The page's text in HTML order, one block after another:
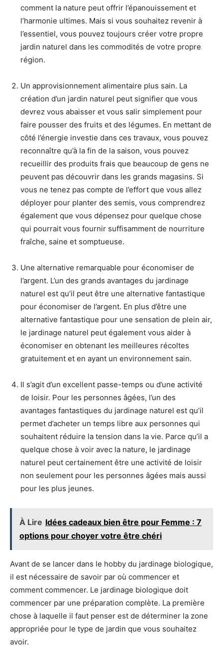
comment la nature peut offrir l’épanouissement et
l’harmonie ultimes. Mais si vous souhaitez revenir à
l’essentiel, vous pouvez toujours créer votre propre
jardin naturel dans les commodités de votre propre
région.
Un approvisionnement alimentaire plus sain. La
création d’un jardin naturel peut signifier que vous
devrez vous abaisser et vous salir simplement pour
faire pousser des fruits et des légumes. En mettant de
côté l’énergie investie dans ces travaux, vous pouvez
reconnaître qu’à la fin de la saison, vous pouvez
recueillir des produits frais que beaucoup de gens ne
peuvent pas découvrir dans les grands magasins. Si
vous ne tenez pas compte de l’effort que vous allez
déployer pour planter des semis, vous comprendrez
également que vous dépensez pour quelque chose
qui pourrait vous fournir suffisamment de nourriture
fraîche, saine et somptueuse.
Une alternative remarquable pour économiser de
l’argent. L’un des grands avantages du jardinage
naturel est qu’il peut être une alternative fantastique
pour économiser de l’argent. En plus d’être une
alternative fantastique pour une sensation de plein air,
le jardinage naturel peut également vous aider à
économiser en obtenant les meilleures récoltes
gratuitement et en ayant un environnement sain.
Il s’agit d’un excellent passe-temps ou d’une activité
de loisir. Pour les personnes âgées, l’un des
avantages fantastiques du jardinage naturel est qu’il
permet d’acheter un temps libre aux personnes qui
souhaitent réduire la tension dans la vie. Parce qu’il a
quelque chose à voir avec la nature, le jardinage
naturel peut certainement être une activité de loisir
non seulement pour les personnes âgées mais aussi
pour les plus jeunes.
À Lire Idées cadeaux bien être pour Femme : 7
options pour choyer votre être chéri
Avant de se lancer dans le hobby du jardinage biologique,
il est nécessaire de savoir par où commencer et
comment commencer. Le jardinage biologique doit
commencer par une préparation complète. La première
chose à laquelle il faut penser est de déterminer la zone
appropriée pour le type de jardin que vous souhaitez
avoir.